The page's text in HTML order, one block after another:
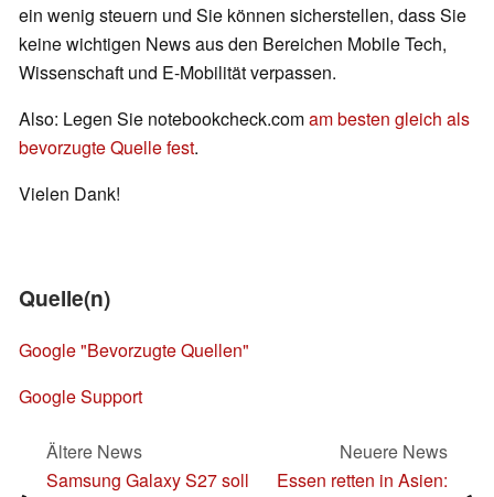
ein wenig steuern und Sie können sicherstellen, dass Sie
keine wichtigen News aus den Bereichen Mobile Tech,
Wissenschaft und E-Mobilität verpassen.
Also: Legen Sie notebookcheck.comam besten gleich als
bevorzugte Quelle fest.
Vielen Dank!
Quelle(n)
Google "Bevorzugte Quellen"
Google Support
Ältere News
Samsung Galaxy S27 soll
Neuere News
Essen retten in Asien: